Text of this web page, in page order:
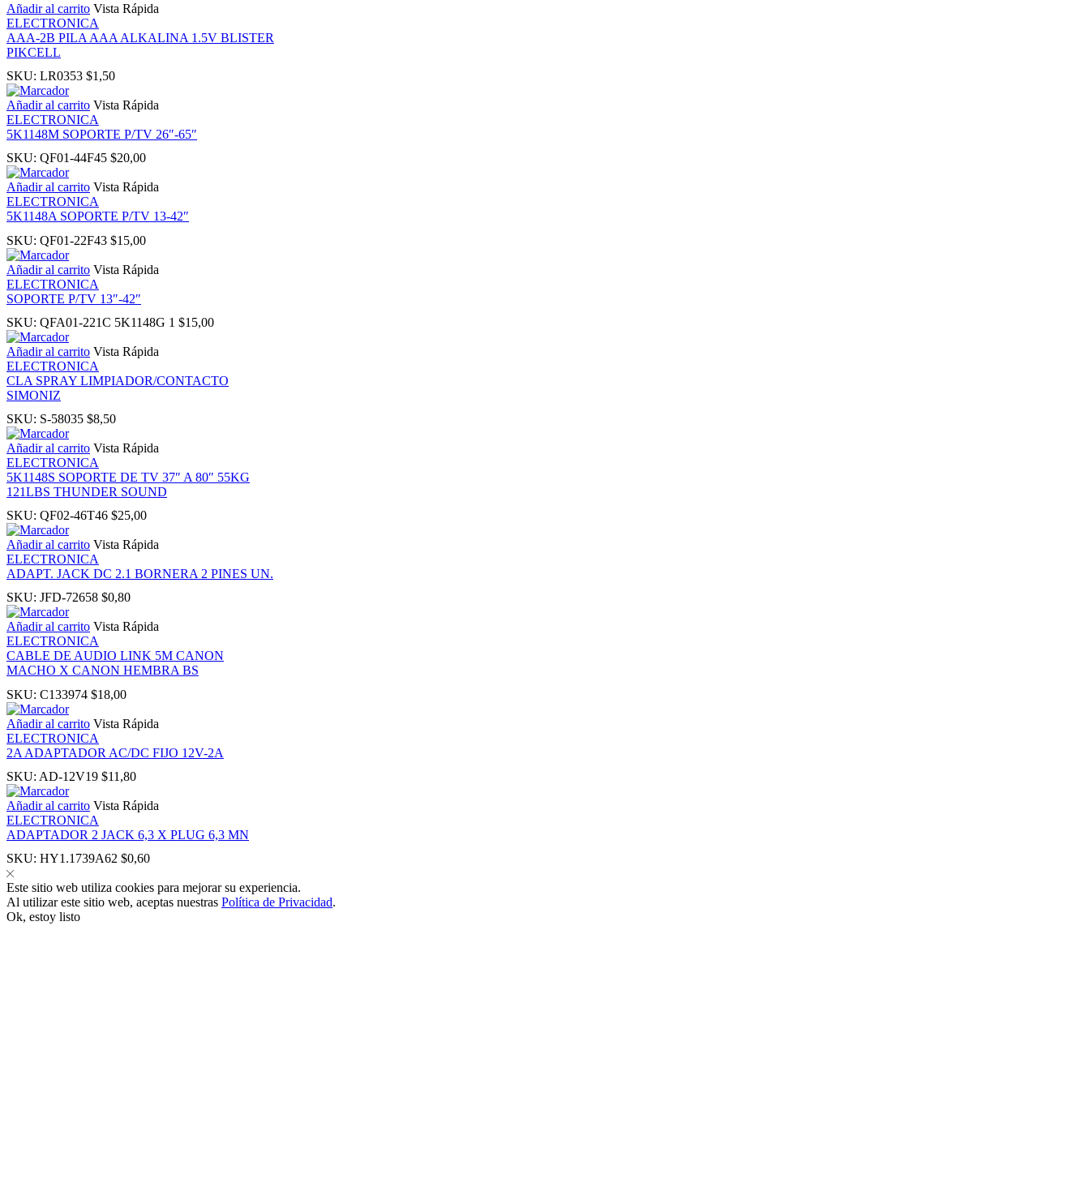
Añadir al carrito Vista Rápida
ELECTRONICA
AAA-2B PILA AAA ALKALINA 1.5V BLISTER
PIKCELL
SKU: LR0353 $1,50
Añadir al carrito Vista Rápida
ELECTRONICA
5K1148M SOPORTE P/TV 26″-65″
SKU: QF01-44F45 $20,00
Añadir al carrito Vista Rápida
ELECTRONICA
5K1148A SOPORTE P/TV 13-42″
SKU: QF01-22F43 $15,00
Añadir al carrito Vista Rápida
ELECTRONICA
SOPORTE P/TV 13″-42″
SKU: QFA01-221C 5K1148G 1 $15,00
Añadir al carrito Vista Rápida
ELECTRONICA
CLA SPRAY LIMPIADOR/CONTACTO
SIMONIZ
SKU: S-58035 $8,50
Añadir al carrito Vista Rápida
ELECTRONICA
5K1148S SOPORTE DE TV 37″ A 80″ 55KG
121LBS THUNDER SOUND
SKU: QF02-46T46 $25,00
Añadir al carrito Vista Rápida
ELECTRONICA
ADAPT. JACK DC 2.1 BORNERA 2 PINES UN.
SKU: JFD-72658 $0,80
Añadir al carrito Vista Rápida
ELECTRONICA
CABLE DE AUDIO LINK 5M CANON
MACHO X CANON HEMBRA BS
SKU: C133974 $18,00
Añadir al carrito Vista Rápida
ELECTRONICA
2A ADAPTADOR AC/DC FIJO 12V-2A
SKU: AD-12V19 $11,80
Añadir al carrito Vista Rápida
ELECTRONICA
ADAPTADOR 2 JACK 6,3 X PLUG 6,3 MN
SKU: HY1.1739A62 $0,60
Este sitio web utiliza cookies para mejorar su experiencia.
Al utilizar este sitio web, aceptas nuestras Política de Privacidad.
Ok, estoy listo